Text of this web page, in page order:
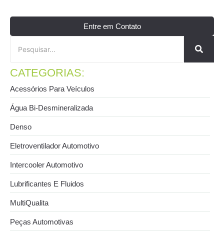
Entre em Contato
CATEGORIAS:
Acessórios Para Veículos
Água Bi-Desmineralizada
Denso
Eletroventilador Automotivo
Intercooler Automotivo
Lubrificantes E Fluidos
MultiQualita
Peças Automotivas